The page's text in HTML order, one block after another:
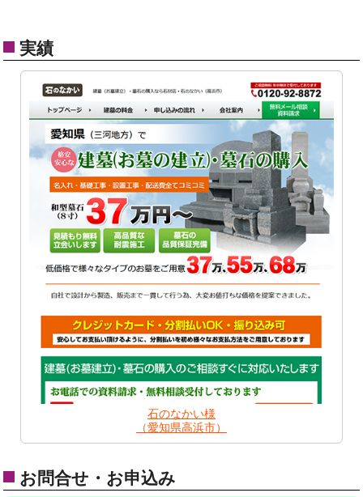
実績
石のなかい様
（愛知県高浜市）
お問合せ・お申込み